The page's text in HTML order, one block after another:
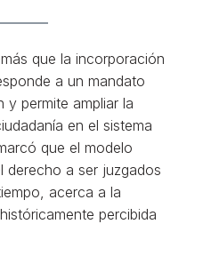
que la incorporación
a un mandato
permite ampliar la
en el sistema
que el modelo
derecho a ser juzgados
acerca a la
percibida